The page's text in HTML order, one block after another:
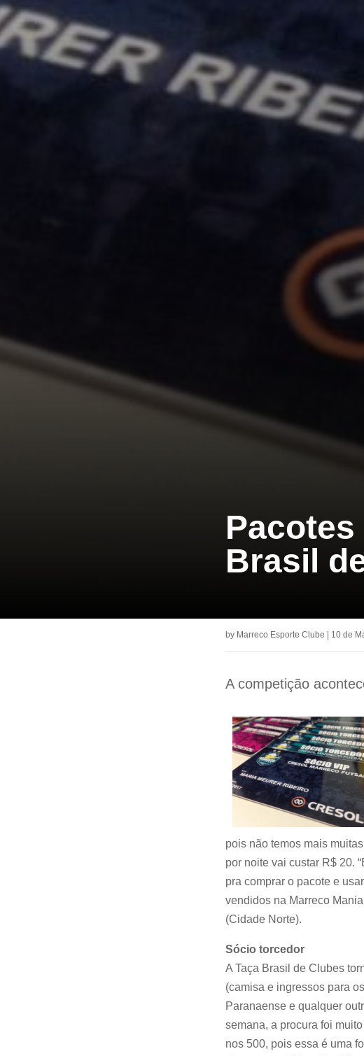
Brasil
by Marreco Esporte Clube 10 de
A competição
pois não temos mais
por noite vai custar R$ 20.
pra comprar o pacote e
vendidos na Marreco
(Cidade Norte).
Sócio torcedor
A Taça Brasil de Clubes
(camisa e ingressos para
Paranaense e qualquer
semana, a procura foi
nos 500, pois essa é uma